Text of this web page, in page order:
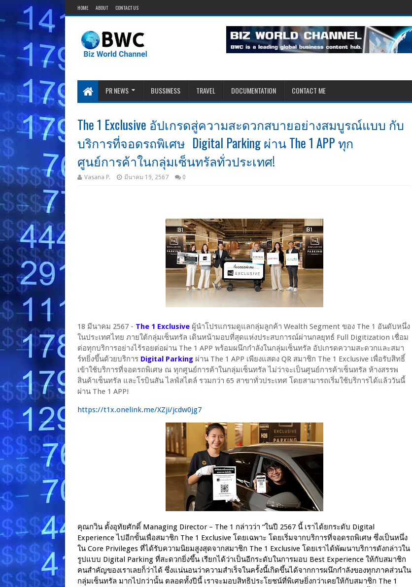
HOME ABOUT CONTACT US
PR NEWS BUSSINESS TRAVEL DOCUMENTATION CONTACT ME
The 1 Exclusive อัปเกรดสู่ความสะดวกสบายอย่างสมบูรณ์แบบ กับ
บริการที่จอดรถพิเศษ Digital Parking ผ่าน The 1 APP ทุก
ศูนย์การค้าในกลุ่มเซ็นทรัลทั่วประเทศ!
Vasana P. มีนาคม 19, 2567 0
18 มีนาคม 2567 - The 1 Exclusive ผู้นำโปรแกรมดูแลกลุ่มลูกค้า Wealth Segment ของ The 1 อันดับหนึ่ง
ในประเทศไทย ภายใต้กลุ่มเซ็นทรัล เดินหน้ามอบที่สุดแห่งประสบการณ์ผ่านกลยุทธ์ Full Digitization เชื่อม
ต่อทุกบริการอย่างไร้รอยต่อผ่าน The 1 APP พร้อมผนึกกำลังในกลุ่มเซ็นทรัล อัปเกรดความสะดวกและสมา
ร์ทยิ่งขึ้นด้วยบริการ Digital Parking ผ่าน The 1 APP เพียงแสดง QR สมาชิก The 1 Exclusive เพื่อรับสิทธิ์
เข้าใช้บริการที่จอดรถพิเศษ ณ ทุกศูนย์การค้าในกลุ่มเซ็นทรัล ไม่ว่าจะเป็นศูนย์การค้าเซ็นทรัล ห้างสรรพ
สินค้าเซ็นทรัล และโรบินสัน ไลฟ์สไตล์ รวมกว่า 65 สาขาทั่วประเทศ โดยสามารถเริ่มใช้บริการได้แล้ววันนี้
ผ่าน The 1 APP!
https://t1x.onelink.me/XZji/jcdw0jg7
คุณกวิน ตั้งอุทัยศักดิ์ Managing Director – The 1 กล่าวว่า “ในปี 2567 นี้ เราได้ยกระดับ Digital
Experience ไปอีกขั้นเพื่อสมาชิก The 1 Exclusive โดยเฉพาะ โดยเริ่มจากบริการที่จอดรถพิเศษ ซึ่งเป็นหนึ่ง
ใน Core Privileges ที่ได้รับความนิยมสูงสุดจากสมาชิก The 1 Exclusive โดยเราได้พัฒนาบริการดังกล่าวใน
รูปแบบ Digital Parking ที่สะดวกยิ่งขึ้น เรียกได้ว่าเป็นอีกระดับในการมอบ Best Experience ให้กับสมาชิก
คนสำคัญของเราเลยก็ว่าได้ ซึ่งแน่นอนว่าความสำเร็จในครั้งนี้เกิดขึ้นได้จากการผนึกกำลังของทุกภาคส่วนใน
กลุ่มเซ็นทรัล มากไปกว่านั้น ตลอดทั้งปีนี้ เราจะมอบสิทธิประโยชน์ที่พิเศษยิ่งกว่าเคยให้กับสมาชิก The 1